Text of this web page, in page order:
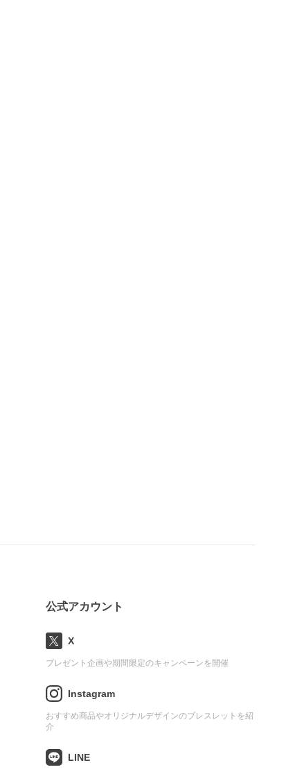
公式アカウント
X
プレゼント企画や期間限定のキャンペーンを開催
Instagram
おすすめ商品やオリジナルデザインのブレスレットを紹
介
LINE